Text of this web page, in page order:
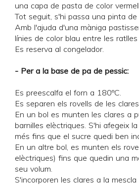
una capa de pasta de color
Tot seguit, s'hi passa una pinta
Amb l'ajuda d'una màniga
línies de color blau entre les ratlles
Es reserva al congelador.
- Per a la base de pa de pessic:
Es preescalfa el forn a 180ºC.
Es separen els rovells de les
En un bol es munten les clares a
barnilles elèctriques. S'hi afegeix
més fins que el sucre quedi ben
En un altre bol, es munten els
elèctriques) fins que quedin una
seu volum.
S'incorporen les clares a la